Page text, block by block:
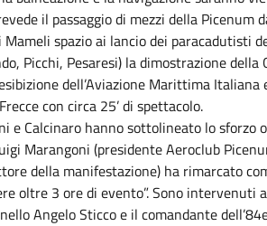
il passaggio di mezzi della Picenum
Mameli spazio ai lancio dei paracadutisti
Picchi, Pesaresi) la dimostrazione
dell’Aviazione Marittima
con circa 25’ di spettacolo.
e Calcinaro hanno sottolineato lo sforzo
Marangoni (presidente Aeroclub
della manifestazione) ha rimarcato
oltre 3 ore di evento”. Sono intervenuti
Angelo Sticco e il comandante